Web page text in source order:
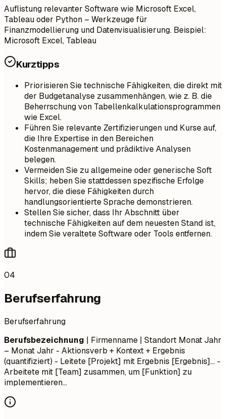
Auflistung relevanter Software wie Microsoft Excel,
Tableau oder Python – Werkzeuge für
Finanzmodellierung und Datenvisualisierung. Beispiel:
Microsoft Excel, Tableau
Kurztipps
Priorisieren Sie technische Fähigkeiten, die direkt mit
der Budgetanalyse zusammenhängen, wie z. B. die
Beherrschung von Tabellenkalkulationsprogrammen
wie Excel.
Führen Sie relevante Zertifizierungen und Kurse auf,
die Ihre Expertise in den Bereichen
Kostenmanagement und prädiktive Analysen
belegen.
Vermeiden Sie zu allgemeine oder generische Soft
Skills; heben Sie stattdessen spezifische Erfolge
hervor, die diese Fähigkeiten durch
handlungsorientierte Sprache demonstrieren.
Stellen Sie sicher, dass Ihr Abschnitt über
technische Fähigkeiten auf dem neuesten Stand ist,
indem Sie veraltete Software oder Tools entfernen.
04
Berufserfahrung
Berufserfahrung
Berufsbezeichnung | Firmenname | Standort Monat Jahr
– Monat Jahr - Aktionsverb + Kontext + Ergebnis
(quantifiziert) - Leitete [Projekt] mit Ergebnis [Ergebnis]... -
Arbeitete mit [Team] zusammen, um [Funktion] zu
implementieren...